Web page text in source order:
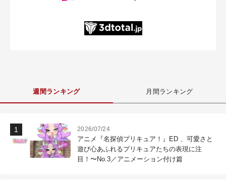
週間ランキング 月間ランキング
2026/07/24
アニメ『名探偵プリキュア！』ED 、可愛さと
遊び心あふれるプリキュアたちの表現に注
目！〜No.3／アニメーション付け篇